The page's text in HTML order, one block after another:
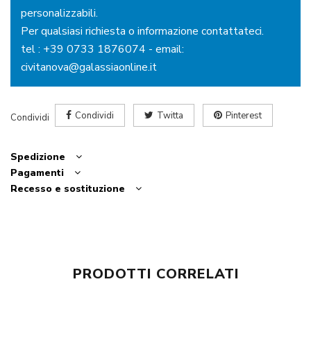
personalizzabili.
Per qualsiasi richiesta o informazione contattateci.
tel : +39 0733 1876074 - email:
civitanova@galassiaonline.it
Condividi Condividi Twitta Pinterest
Spedizione
Pagamenti
Recesso e sostituzione
PRODOTTI CORRELATI